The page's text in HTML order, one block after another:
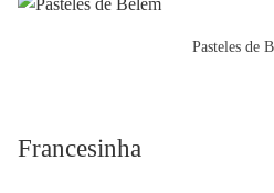
Pasteles de
Francesinha